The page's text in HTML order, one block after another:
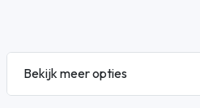
Bekijk meer opties